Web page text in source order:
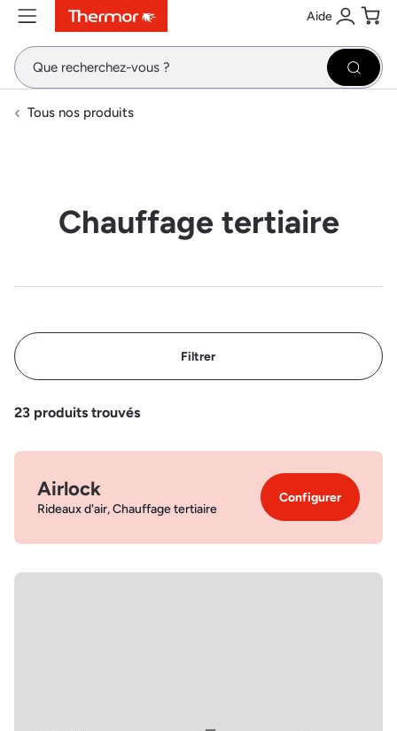
ContenuMenuRecherche Aide
Se
Tous nos produits
Chauffage tertiaire
Filtrer
23 produits trouvés
Airlock
Rideaux d'air, Chauffage tertiaire
Configurer